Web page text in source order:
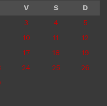
V S
D
3 4
5
10 11
12
17 18
19
24 25
26